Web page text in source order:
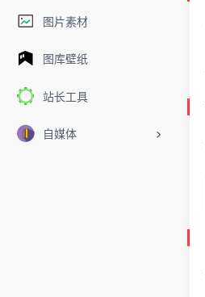
图片素材
图库壁纸
站长工具
自媒体